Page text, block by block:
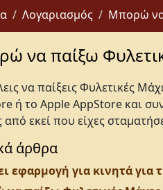
Λογαριασμός Μπορώ να
να παίξω
να παίξεις Φυλετικές
ή το Apple AppStore και
από εκεί που είχες
άρθρα
εφαρμογή για κινητά για